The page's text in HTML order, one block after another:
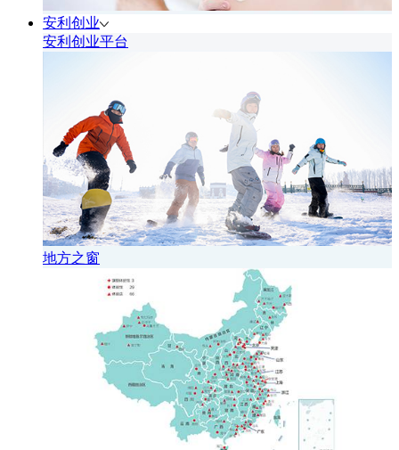
安利创业
安利创业平台
地方之窗